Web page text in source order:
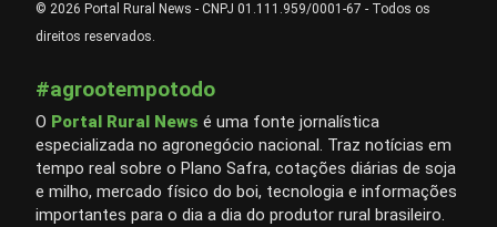
© 2026 Portal Rural News - CNPJ 01.111.959/0001-67 - Todos os
direitos reservados.
#agrootempotodo
O Portal Rural News é uma fonte jornalística
especializada no agronegócio nacional. Traz notícias em
tempo real sobre o Plano Safra, cotações diárias de soja
e milho, mercado físico do boi, tecnologia e informações
importantes para o dia a dia do produtor rural brasileiro.